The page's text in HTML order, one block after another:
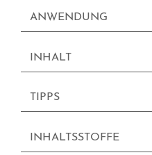
ANWENDUNG
INHALT
TIPPS
INHALTSSTOFFE